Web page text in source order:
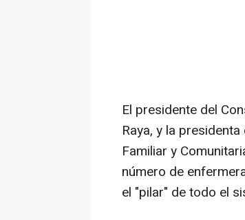
El presidente del
Raya, y la
Familiar y
número de
el "pilar" de todo el